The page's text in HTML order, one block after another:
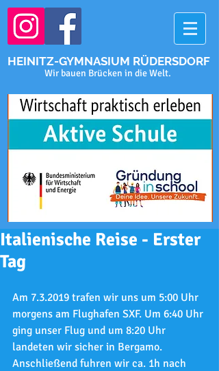
HEINITZ-GYMNASIUM RÜDERSDORF
Wir bauen Brücken in die Welt.
Italienische Reise - Erster
Tag
Am 7.3.2019 trafen wir uns um 5:00 Uhr
morgens am Flughafen SXF. Um 6:40 Uhr
ging unser Flug und um 8:20 Uhr
landeten wir sicher in Bergamo.
Anschließend fuhren wir ca. 1h nach